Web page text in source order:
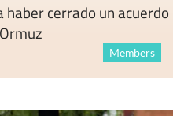
haber cerrado un acuerdo
Members